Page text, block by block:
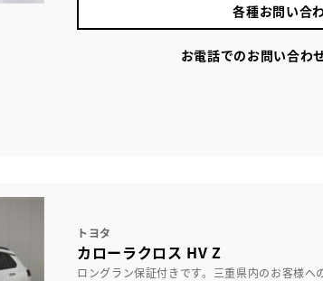
各種お問い合
お電話でのお問い合わ
トヨタ
カローラクロス HV Z
ロングラン保証付きです。三重県内のお客様へ